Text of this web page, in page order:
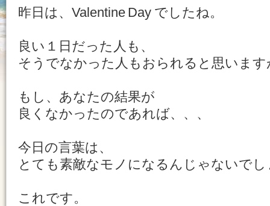
昨日は、Valentine Day でしたね。
良い１日だった人も、
そうでなかった人もおられると思います
もし、あなたの結果が
良くなかったのであれば、、、
今日の言葉は、
とても素敵なモノになるんじゃないで
これです。